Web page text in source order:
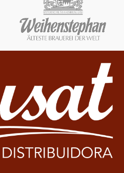
Barrita energética proteína Barebells
Chocolate blanco con almendras.
Peso neto
Descripción
Barrita energética Barebells sabor
Chocolate blanco con almendras